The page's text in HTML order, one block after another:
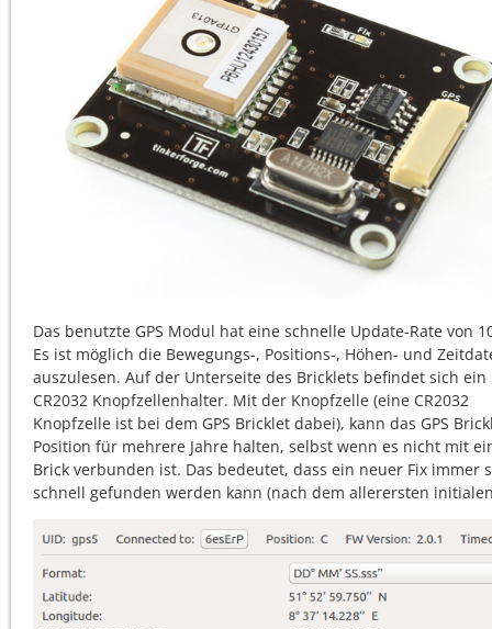
Das benutzte GPS Modul hat eine schnelle Update-Rate von
Es ist möglich die Bewegungs-, Positions-, Höhen- und
auszulesen. Auf der Unterseite des Bricklets befindet sich ein
CR2032 Knopfzellenhalter. Mit der Knopfzelle (eine CR2032
Knopfzelle ist bei dem GPS Bricklet dabei), kann das GPS
Position für mehrere Jahre halten, selbst wenn es nicht mit
Brick verbunden ist. Das bedeutet, dass ein neuer Fix immer
schnell gefunden werden kann (nach dem allerersten